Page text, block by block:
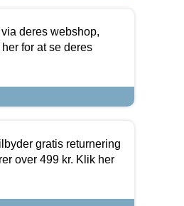
deres webshop,
for at se deres
gratis returnering
over 499 kr. Klik her